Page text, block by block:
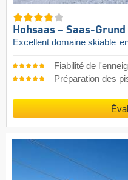
Hohsaas – Saas-Grund
Excellent domaine skiable
Fiabilité de
Préparation des